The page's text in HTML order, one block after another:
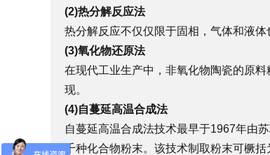
(2)热分解反应法
热分解反应不仅仅限于固相，气体和液体
(3)氧化物还原法
在现代工业生产中，非氧化物陶瓷的原
现。
(4)自蔓延高温合成法
自蔓延高温合成法技术最早于1967年由
千种化合物粉末。该技术制取粉末可橛括